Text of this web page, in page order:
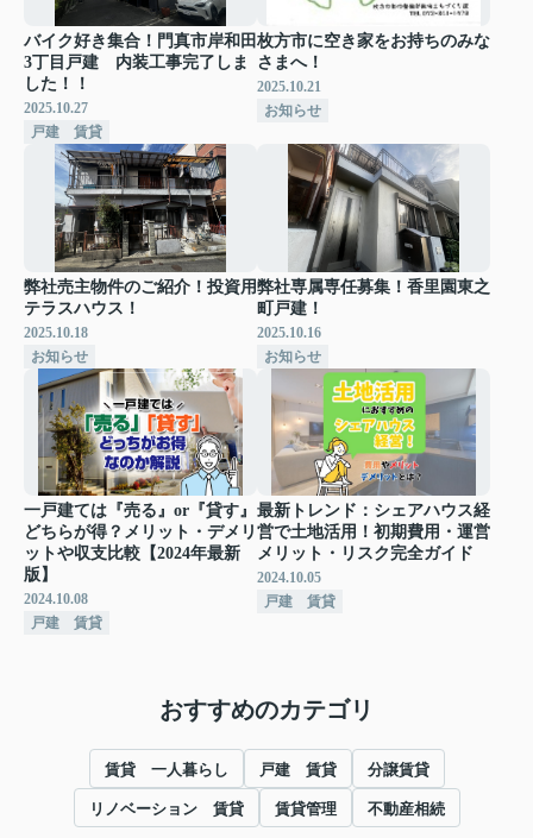
バイク好き集合！門真市岸和田
3丁目戸建 内装工事完了しま
した！！
2025.10.27
戸建 賃貸
枚方市に空き家をお持ちのみな
さまへ！
2025.10.21
お知らせ
弊社売主物件のご紹介！投資用
テラスハウス！
2025.10.18
お知らせ
弊社専属専任募集！香里園東之
町戸建！
2025.10.16
お知らせ
一戸建ては『売る』or『貸す』
どちらが得？メリット・デメリ
ットや収支比較【2024年最新
版】
2024.10.08
戸建 賃貸
最新トレンド：シェアハウス経
営で土地活用！初期費用・運営
メリット・リスク完全ガイド
2024.10.05
戸建 賃貸
おすすめのカテゴリ
賃貸 一人暮らし 戸建 賃貸 分譲賃貸
リノベーション 賃貸 賃貸管理 不動産相続